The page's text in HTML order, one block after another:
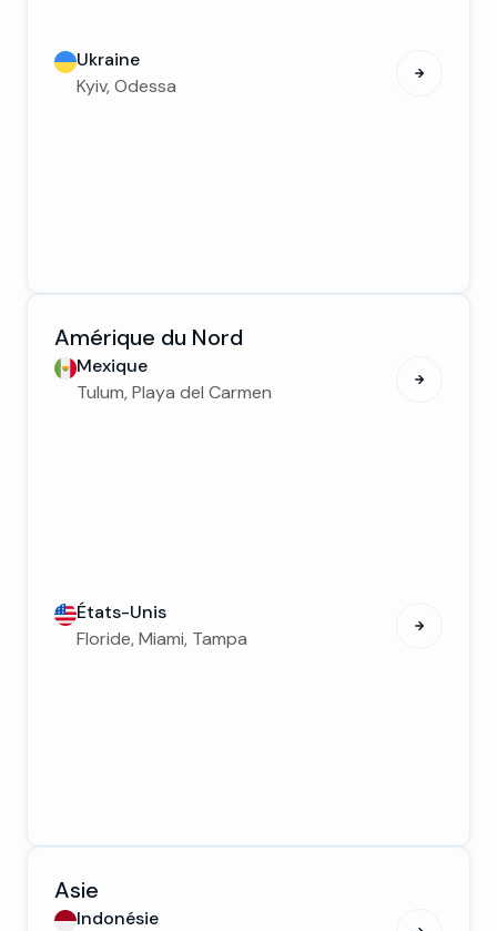
Ukraine
Kyiv, Odessa
Amérique du Nord
Mexique
Tulum, Playa del Carmen
États-Unis
Floride, Miami, Tampa
Asie
Indonésie